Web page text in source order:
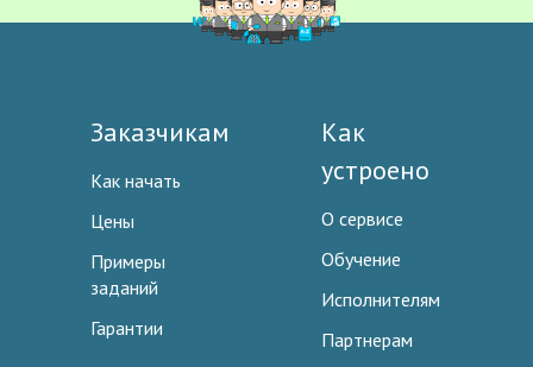
Заказчикам
Как начать
Цены
Примеры
заданий
Гарантии
Как
устроено
О сервисе
Обучение
Исполнителям
Партнерам